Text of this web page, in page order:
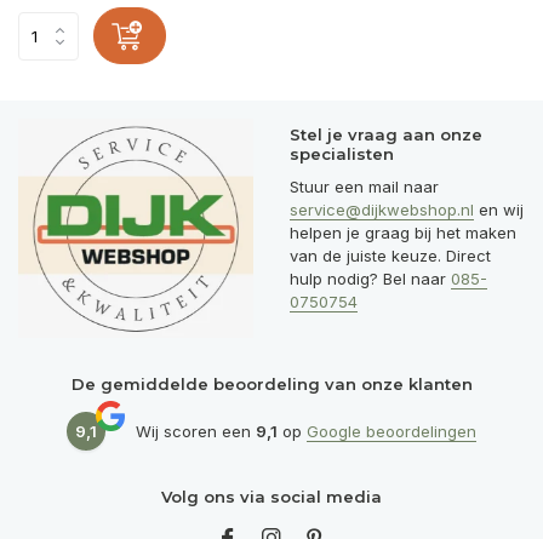
Stel je vraag aan onze
specialisten
Stuur een mail naar
service@dijkwebshop.nl en wij
helpen je graag bij het maken
van de juiste keuze. Direct
hulp nodig? Bel naar 085-
0750754
De gemiddelde beoordeling van onze klanten
9,1 Wij scoren een 9,1 op Google beoordelingen
Volg ons via social media